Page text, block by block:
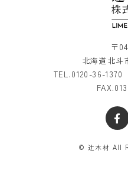
〒
北海道北斗
TEL.0120-36-1370
© 辻木材 All